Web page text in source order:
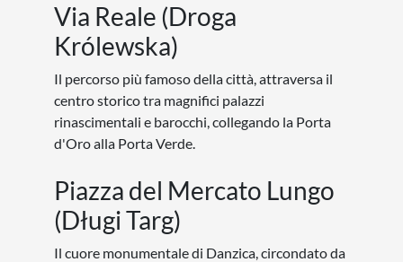
Via Reale (Droga
Królewska)
Il percorso più famoso della città, attraversa il
centro storico tra magnifici palazzi
rinascimentali e barocchi, collegando la Porta
d'Oro alla Porta Verde.
Piazza del Mercato Lungo
(Długi Targ)
Il cuore monumentale di Danzica, circondato da